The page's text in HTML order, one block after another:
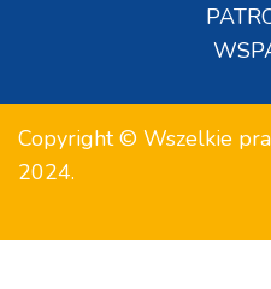
Copyright © Wszelkie
2024.